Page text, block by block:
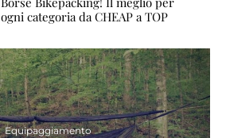
ogni categoria da CHEAP a TOP
Equipaggiamento